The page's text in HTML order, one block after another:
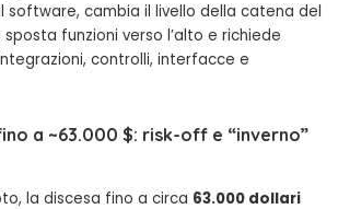
software, cambia il livello della catena del
sposta funzioni verso l’alto e richiede
controlli, interfacce e
a ~63.000 $: risk-off e “inverno”
la discesa fino a circa 63.000 dollari